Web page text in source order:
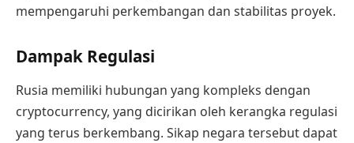
mempengaruhi perkembangan dan stabilitas proyek.
Dampak Regulasi
Rusia memiliki hubungan yang kompleks dengan
cryptocurrency, yang dicirikan oleh kerangka regulasi
yang terus berkembang. Sikap negara tersebut dapat